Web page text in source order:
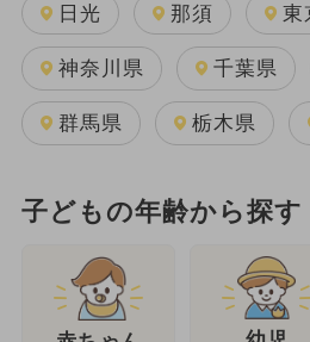
日光 那須 東
神奈川県 千葉県
群馬県 栃木県
子どもの年齢から探す